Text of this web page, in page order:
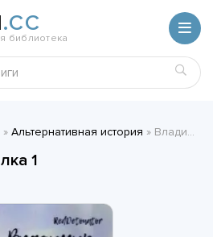
.CC
библиотека
» Альтернативная история » Владимир, сын Волка 1 - RedDetonator
1